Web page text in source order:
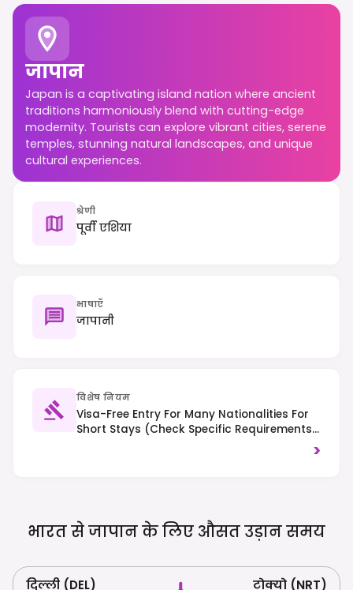
जापान
Japan is a captivating island nation where ancient
traditions harmoniously blend with cutting-edge
modernity. Tourists can explore vibrant cities, serene
temples, stunning natural landscapes, and unique
cultural experiences.
श्रेणी
पूर्वी एशिया
भाषाएँ
जापानी
विशेष नियम
Visa-Free Entry For Many Nationalities For
Short Stays (check Specific Requirements);
>
भारत से जापान के लिए औसत उड़ानसमय
दिल्ली (DEL) टोक्यो (NRT)